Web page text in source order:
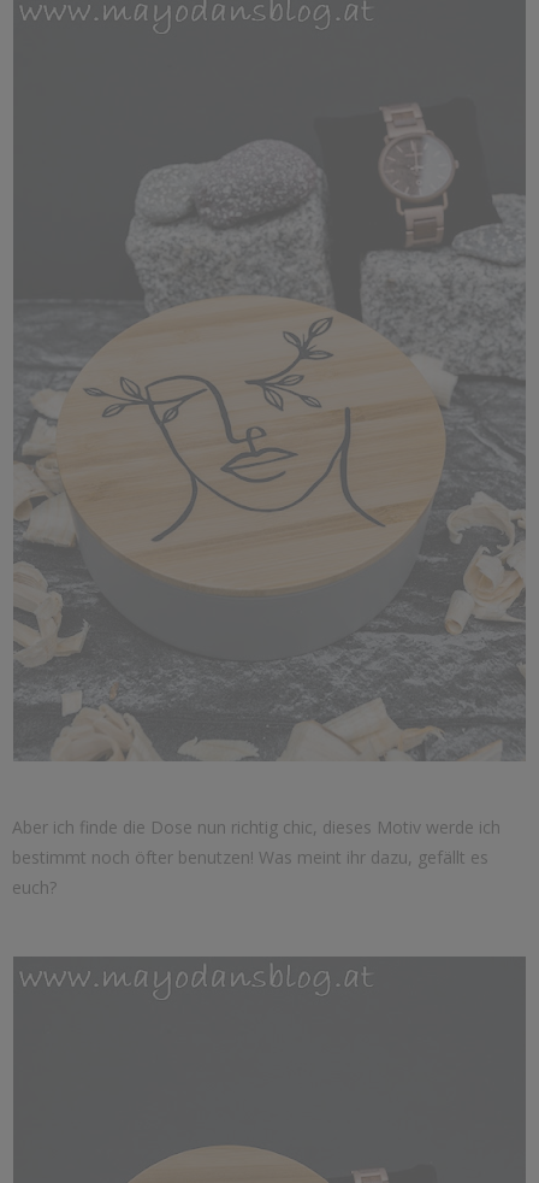
Aber ich finde die Dose nun richtig chic, dieses Motiv werde ich
bestimmt noch öfter benutzen! Was meint ihr dazu, gefällt es
euch?